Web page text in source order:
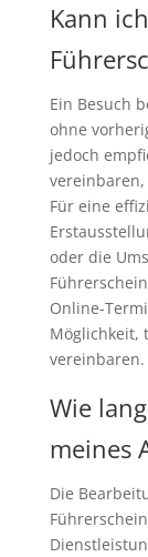
Kann
Ein Besuch
ohne
jedoch
Für eine
oder die
Online-
Möglichkeit,
vereinbaren.
Wie
meines
Die